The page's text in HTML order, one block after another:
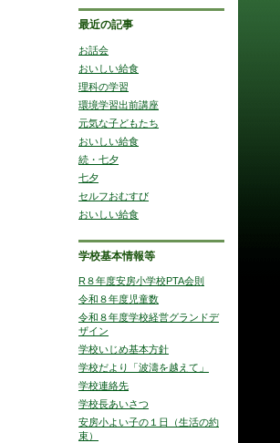
最近の記事
お話会
おいしい給食
理科の学習
環境学習出前講座
元気な子どもたち
おいしい給食
続・七夕
七夕
セルフおむすび
おいしい給食
学校基本情報等
R８年度安房小学校PTA会則
令和８年度児童数
令和８年度学校経営グランドデ
ザイン
学校いじめ基本方針
学校だより「波濤を越えて」
学校連絡先
学校長あいさつ
安房小よい子の１日（生活の約
束）